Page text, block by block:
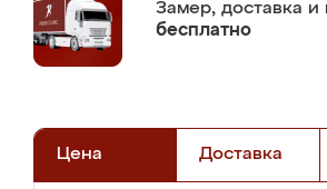
Замер, доставка
бесплатно
Цена Доставка